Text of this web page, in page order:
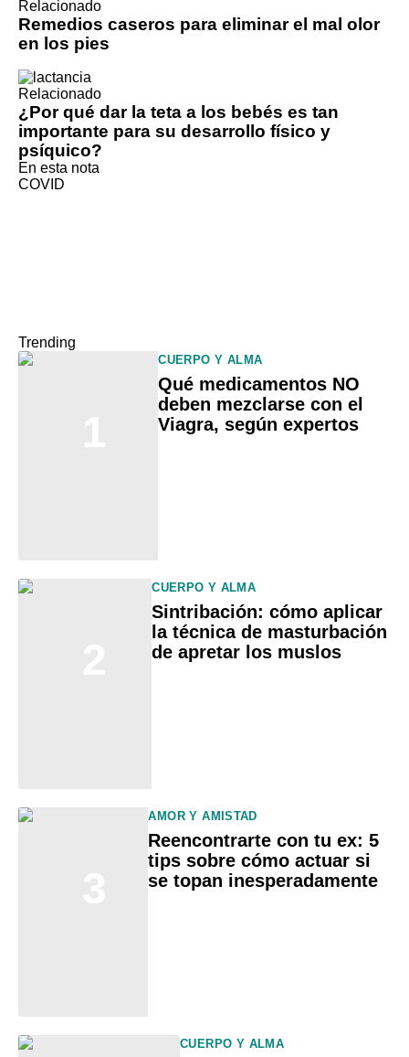
Relacionado
Remedios caseros para eliminar el mal olor
en los pies
Relacionado
¿Por qué dar la teta a los bebés es tan
importante para su desarrollo físico y
psíquico?
En esta nota
COVID
Trending
CUERPO Y ALMA
Qué medicamentos NO
deben mezclarse con el
Viagra, según expertos
CUERPO Y ALMA
Sintribación: cómo aplicar
la técnica de masturbación
de apretar los muslos
AMOR Y AMISTAD
Reencontrarte con tu ex: 5
tips sobre cómo actuar si
se topan inesperadamente
CUERPO Y ALMA